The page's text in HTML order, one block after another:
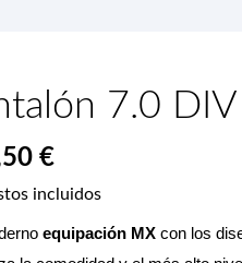
7.0 DIV
€
incluidos
equipación MX con los